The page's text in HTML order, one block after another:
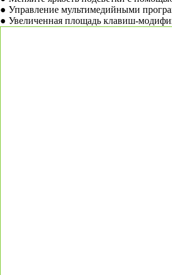
● Управление мультимедийными
● Увеличенная площадь клавиш-